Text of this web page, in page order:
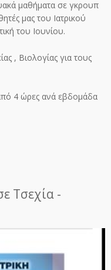
μαθήματα σε γκρουπ
μας του Ιατρικού
του Ιουνίου.
, Βιολογίας για τους
4 ώρες ανά εβδομάδα
Τσεχία -